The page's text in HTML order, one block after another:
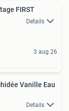
FIRST
Details
3 aug 26
Details